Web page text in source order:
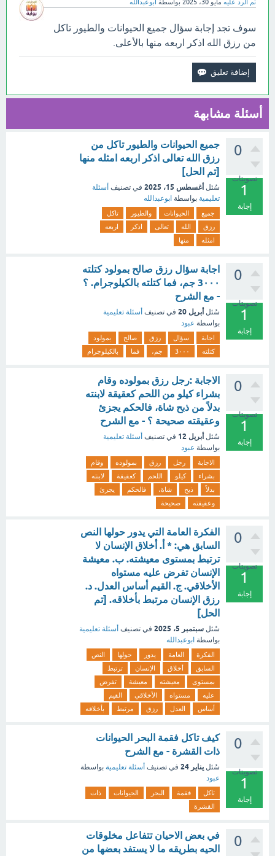
تم الرد عليه مايو 30، 2025 بواسطة ابوعبدالله
سوف تجد إجابة سؤال جميع الحيوانات والطيور تاكل
من رزق الله اذكر اربعه منها بالأعلى.
أسئلة مشابهة
0
تصويتات
1
إجابة
جميع الحيوانات والطيور تاكل من
رزق الله تعالى اذكر اربعه امثله منها
[تم الحل]
سُئل أغسطس 15، 2025 في تصنيف أسئلة
تعليمية بواسطة ابوعبدالله
جميع الحيوانات والطيور
تاكل
رزق
الله تعالى اذكر
اربعه
امثله
منها
0
تصويتات
1
إجابة
اجابة سؤال رزق صالح بمولود كتلته
3٠٠٠ جم، فما كتلته بالكيلوجرام. ؟
- مع الشرح
سُئل أبريل 20 في تصنيف أسئلة تعليمية
بواسطة عبود
اجابة سؤال رزق صالح
بمولود
كتلته
3٠٠٠ جم، فما بالكيلوجرام
0
تصويتات
1
إجابة
الاجابة :رجل رزق بمولوده وقام
بشراء كيلو من اللحم كعقيقة لابنته
بدلاً من ذبح شاة، فالحكم يجزئ
وعقيقته صحيحة ؟ - مع الشرح
سُئل أبريل 12 في تصنيف أسئلة تعليمية
بواسطة عبود
الاجابة رجل رزق بمولوده
وقام
بشراء
كيلو اللحم كعقيقة
لابنته
بدلاً
ذبح شاة، فالحكم
يجزئ
وعقيقته
صحيحة
0
تصويتات
1
إجابة
الفكرة العامة التي يدور حولها النص
السابق هي: * أ. أخلاق الإنسان لا
ترتبط بمستوى معيشته. ب. معيشة
الإنسان تفرض عليه مستواه
الأخلاقي. ج. القيم أساس العدل. د.
رزق الإنسان مرتبط بأخلاقه. [تم
الحل]
سُئل سبتمبر 5، 2025 في تصنيف أسئلة تعليمية
بواسطة ابوعبدالله
الفكرة العامة يدور حولها
النص
السابق
أخلاق الإنسان
ترتبط
بمستوى
معيشته معيشة
تفرض
عليه
مستواه الأخلاقي
القيم
أساس
العدل رزق مرتبط بأخلاقه
0
تصويتات
1
إجابة
كيف تاكل فقمة البحر الحيوانات
ذات القشرة - مع الشرح
سُئل يناير 24 في تصنيف أسئلة تعليمية بواسطة
عبود
تاكل فقمة البحر الحيوانات
ذات
القشرة
0
في بعض الاحيان تتفاعل مخلوقات
الحيه بطريقه ما لا يستفد بعضها من